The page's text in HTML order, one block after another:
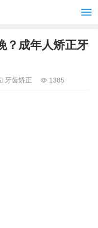
？成年人矫正牙
牙齿矫正 1385